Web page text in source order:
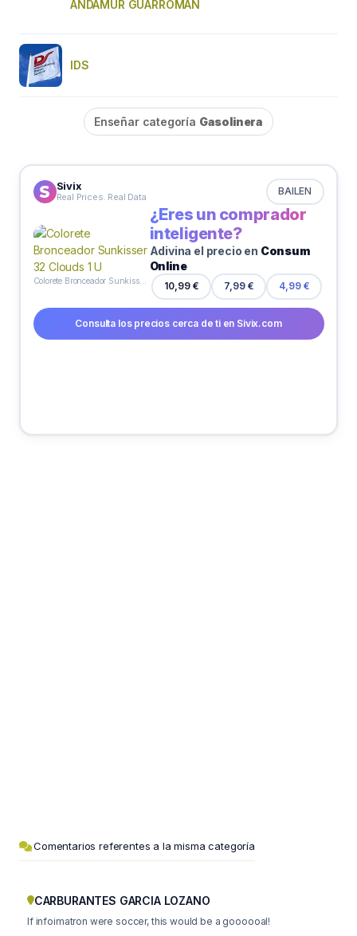
ANDAMUR GUARROMAN
IDS
Enseñar categoría Gasolinera
Sivix
Real Prices. Real Data BAILEN
Colorete Bronceador Sunkisser 32 Clouds 1 U
¿Eres un comprador
inteligente?
Adivina el precio en Consum
Online
10,99 € 7,99 € 4,99 €
Consulta los precios cerca de ti en Sivix.com
Comentarios referentes a la misma categoría
CARBURANTES GARCIA LOZANO
If infoimatron were soccer, this would be a goooooal!